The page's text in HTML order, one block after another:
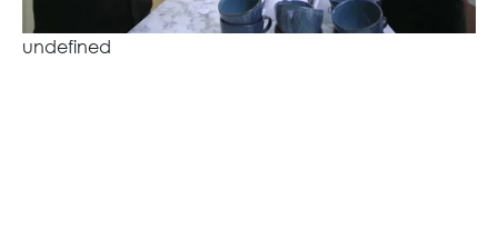
undefined